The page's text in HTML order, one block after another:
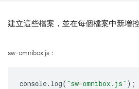
建立這些檔案，並在每個檔案中新增控
sw-omnibox.js：
console. log( "sw-omnibox.js" );